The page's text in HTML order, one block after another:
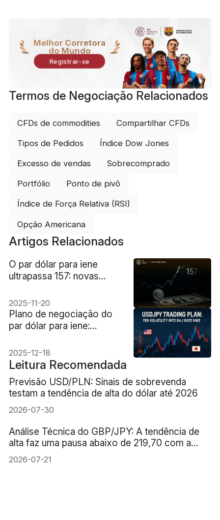
Melhor Corretora
do Mundo
Registrar-se
Termos de Negociação Relacionados
CFDs de commodities Compartilhar CFDs
Tipos de Pedidos Índice Dow Jones
Excesso de vendas Sobrecomprado
Portfólio Ponto de pivô
Índice de Força Relativa (RSI)
Opção Americana
Artigos Relacionados
O par dólar para iene
ultrapassa 157: novas
intervenção crescente
2025-11-20
Plano de negociação do
par dólar para iene:
função do aumento da
taxa de juros do Banco do
Japão
2025-12-18
Leitura Recomendada
Previsão USD/PLN: Sinais de sobrevenda
testam a tendência de alta do dólar até 2026
2026-07-30
Análise Técnica do GBP/JPY: A tendência de
alta faz uma pausa abaixo de 219,70 com a
perda de ímpeto
2026-07-21